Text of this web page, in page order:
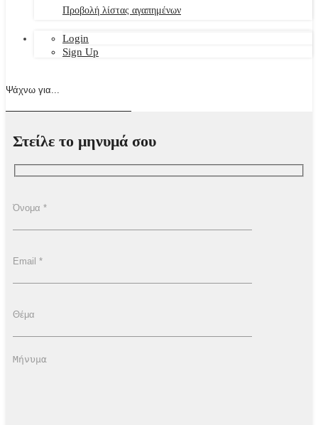
Προβολή λίστας αγαπημένων
Login
Sign Up
Στείλε το μηνυμά σου